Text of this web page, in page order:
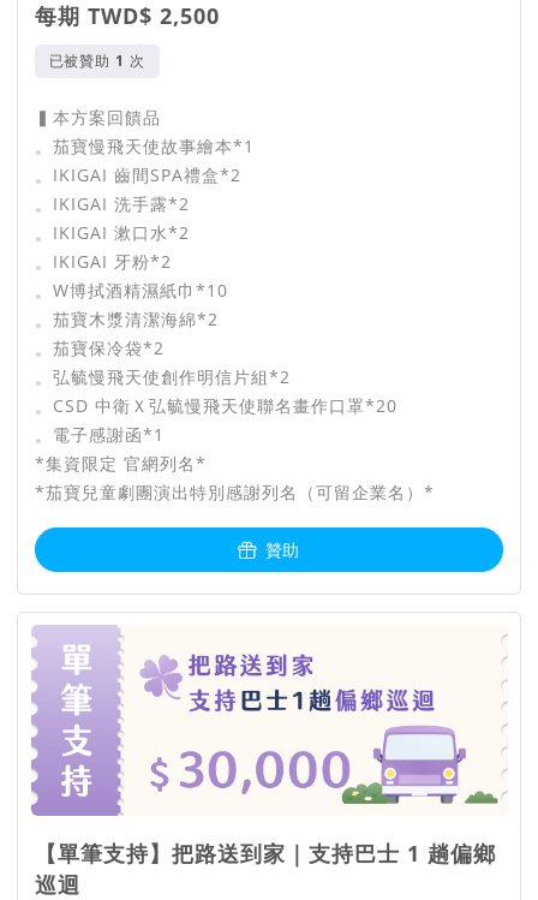
每期 TWD$ 2,500
已被贊助 次
▍本方案回饋品
。茄寶慢飛天使故事繪本*1
。IKIGAI 齒間SPA禮盒*2
。IKIGAI 洗手露*2
。IKIGAI 漱口水*2
。IKIGAI 牙粉*2
。W博拭酒精濕紙巾*10
。茄寶木漿清潔海綿*2
。茄寶保冷袋*2
。弘毓慢飛天使創作明信片組*2
。CSD 中衛Ｘ弘毓慢飛天使聯名畫作口罩*20
。電子感謝函*1
*集資限定 官網列名*
*茄寶兒童劇團演出特別感謝列名（可留企業名）*
贊助
【單筆支持】把路送到家｜支持巴士 1 趟偏鄉
巡迴